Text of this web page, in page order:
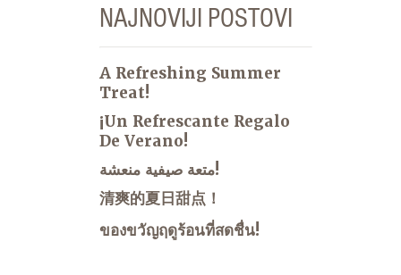
NAJNOVIJI POSTOVI
A Refreshing Summer
Treat!
¡Un Refrescante Regalo
De Verano!
متعة صيفية منعشة!
清爽的夏日甜点！
ของขวัญฤดูร้อนที่สดชื่น!